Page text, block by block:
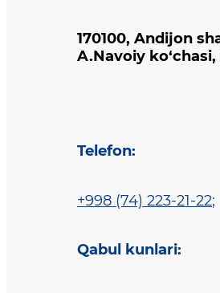
170100, Andijon
A.Navoiy ko‘chasi,
Telefon:
+998 (74) 223-21-22;
Qabul kunlari: